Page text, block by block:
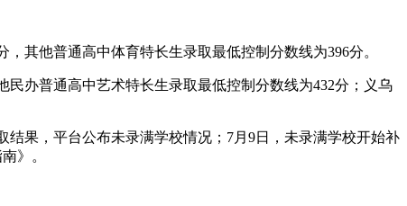
其他普通高中体育特长生录取最低控制分数线为396分。
办普通高中艺术特长生录取最低控制分数线为432分；义乌
果，平台公布未录满学校情况；7月9日，未录满学校开始补
》。